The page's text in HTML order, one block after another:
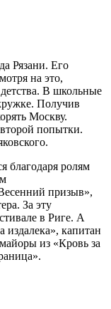
Рязани. Его
на это,
В школьные
Получив
Москву.
попытки.
ролям
призыв»,
За эту
в Риге. А
капитан
из «Кровь за